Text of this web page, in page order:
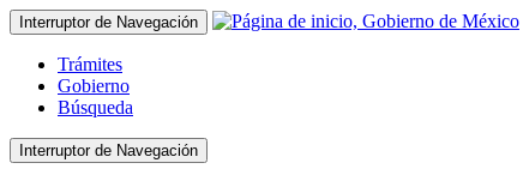
Interruptor de Navegación
Trámites
Gobierno
Búsqueda
Interruptor de Navegación